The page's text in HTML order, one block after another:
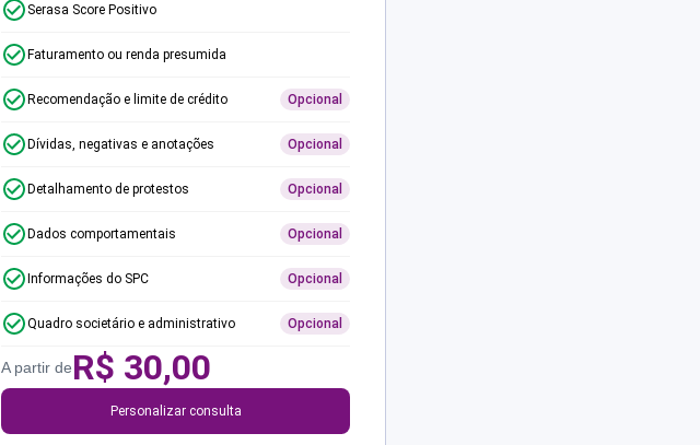
Serasa Score Positivo
Faturamento ou renda presumida
Recomendação e limite de crédito Opcional
Dívidas, negativas e anotações Opcional
Detalhamento de protestos Opcional
Dados comportamentais Opcional
Informações do SPC Opcional
Quadro societário e administrativo Opcional
A partir deR$ 30,00
Personalizar consulta